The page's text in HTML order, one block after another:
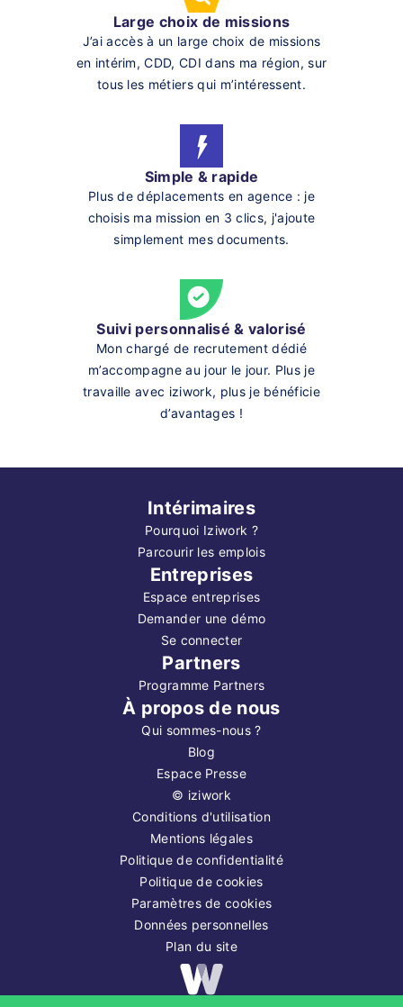
Large choix de missions
J’ai accès à un large choix de missions
en intérim, CDD, CDI dans ma région, sur
tous les métiers qui m’intéressent.
Simple & rapide
Plus de déplacements en agence : je
choisis ma mission en 3 clics, j'ajoute
simplement mes documents.
Suivi personnalisé & valorisé
Mon chargé de recrutement dédié
m’accompagne au jour le jour. Plus je
travaille avec iziwork, plus je bénéficie
d’avantages !
Intérimaires
Pourquoi Iziwork ?
Parcourir les emplois
Entreprises
Espace entreprises
Demander une démo
Se connecter
Partners
Programme Partners
À propos de nous
Qui sommes-nous ?
Blog
Espace Presse
© iziwork
Conditions d'utilisation
Mentions légales
Politique de confidentialité
Politique de cookies
Paramètres de cookies
Données personnelles
Plan du site